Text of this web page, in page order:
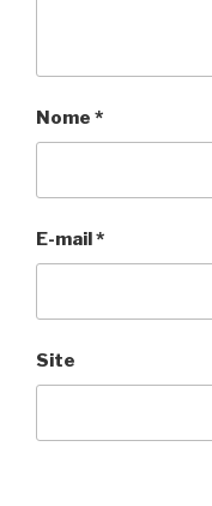
Nome *
E-mail*
Site